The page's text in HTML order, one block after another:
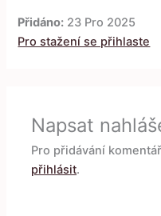
Přidáno: 23 Pro 2025
Pro stažení se přihlaste
Napsat
Pro přidávání
přihlásit.